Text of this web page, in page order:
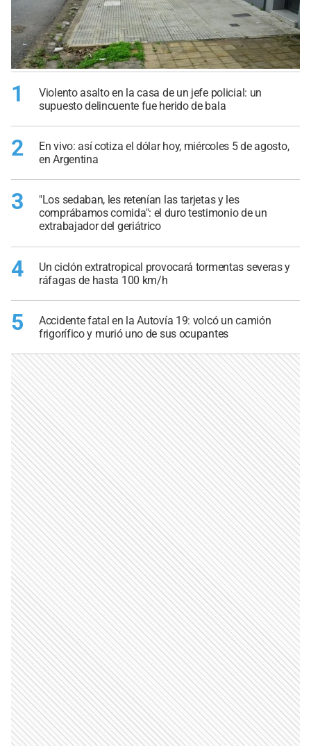
1
Violento asalto en la casa de un jefe policial: un
supuesto delincuente fue herido de bala
2
En vivo: así cotiza el dólar hoy, miércoles 5 de agosto,
en Argentina
3
"Los sedaban, les retenían las tarjetas y les
comprábamos comida": el duro testimonio de un
extrabajador del geriátrico
4
Un ciclón extratropical provocará tormentas severas y
ráfagas de hasta 100 km/h
5
Accidente fatal en la Autovía 19: volcó un camión
frigorífico y murió uno de sus ocupantes